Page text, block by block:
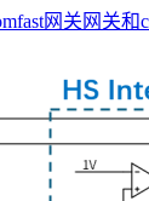
网关 网关和